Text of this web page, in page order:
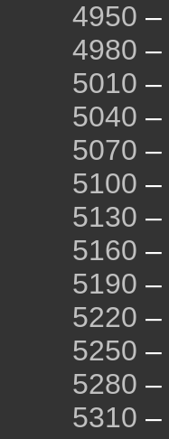
4950 –
4980 –
5010 –
5040 –
5070 –
5100 –
5130 –
5160 –
5190 –
5220 –
5250 –
5280 –
5310 –